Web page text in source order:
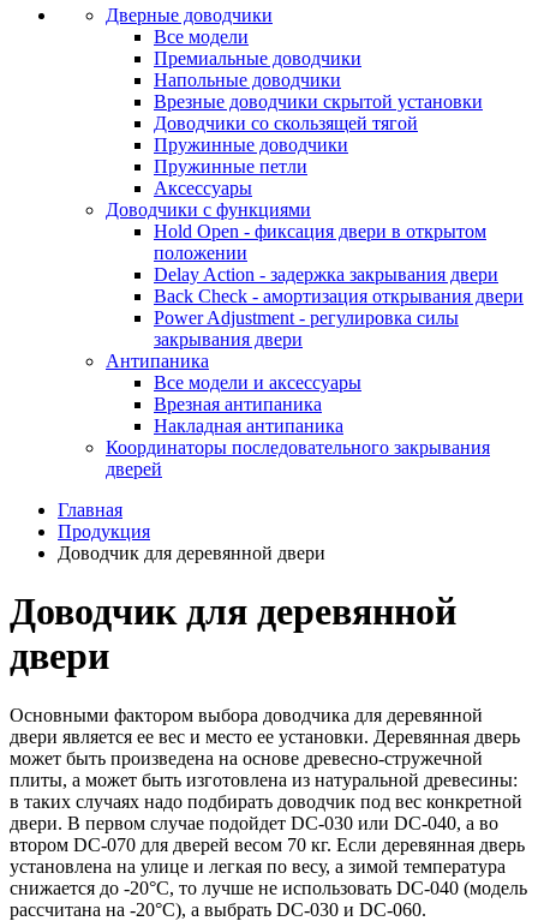
Дверные доводчики
Все модели
Премиальные доводчики
Напольные доводчики
Врезные доводчики скрытой установки
Доводчики со скользящей тягой
Пружинные доводчики
Пружинные петли
Аксессуары
Доводчики с функциями
Hold Open - фиксация двери в открытом
положении
Delay Action - задержка закрывания двери
Back Check - амортизация открывания двери
Power Adjustment - регулировка силы
закрывания двери
Антипаника
Все модели и аксессуары
Врезная антипаника
Накладная антипаника
Координаторы последовательного закрывания
дверей
Главная
Продукция
Доводчик для деревянной двери
Доводчик для деревянной
двери
Основными фактором выбора доводчика для деревянной
двери является ее вес и место ее установки. Деревянная дверь
может быть произведена на основе древесно-стружечной
плиты, а может быть изготовлена из натуральной древесины:
в таких случаях надо подбирать доводчик под вес конкретной
двери. В первом случае подойдет DC-030 или DC-040, а во
втором DC-070 для дверей весом 70 кг. Если деревянная дверь
установлена на улице и легкая по весу, а зимой температура
снижается до -20°C, то лучше не использовать DC-040 (модель
рассчитана на -20°C), а выбрать DC-030 и DC-060.